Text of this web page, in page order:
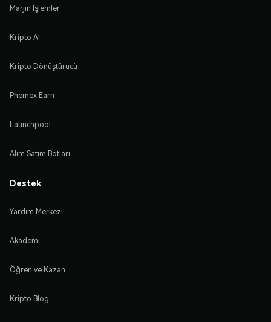
Marjin İşlemler
Kripto Al
Kripto Dönüştürücü
Phemex Earn
Launchpool
Alım Satım Botları
Destek
Yardım Merkezi
Akademi
Öğren ve Kazan
Kripto Blog